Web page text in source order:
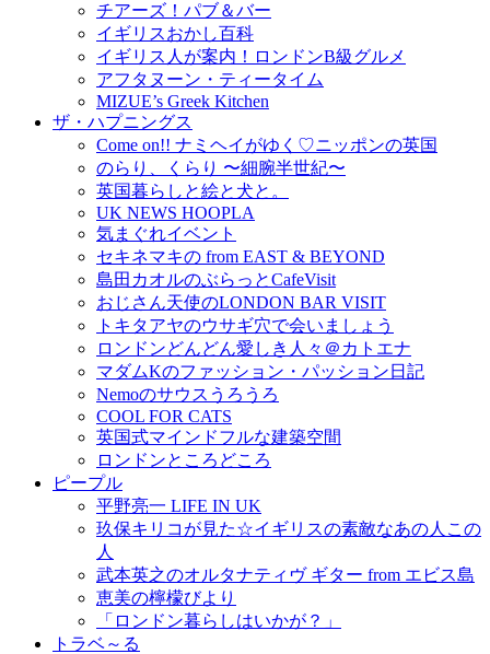
チアーズ！パブ＆バー
イギリスおかし百科
イギリス人が案内！ロンドンB級グルメ
アフタヌーン・ティータイム
MIZUE’s Greek Kitchen
ザ・ハプニングス
Come on!! ナミヘイがゆく♡ニッポンの英国
のらり、くらり 〜細腕半世紀〜
英国暮らしと絵と犬と。
UK NEWS HOOPLA
気まぐれイベント
セキネマキの from EAST & BEYOND
島田カオルのぶらっとCafeVisit
おじさん天使のLONDON BAR VISIT
トキタアヤのウサギ穴で会いましょう
ロンドンどんどん愛しき人々＠カトエナ
マダムKのファッション・パッション日記
Nemoのサウスうろうろ
COOL FOR CATS
英国式マインドフルな建築空間
ロンドンところどころ
ピープル
平野亮一 LIFE IN UK
玖保キリコが見た☆イギリスの素敵なあの人この
人
武本英之のオルタナティヴ ギター from エビス島
恵美の檸檬びより
「ロンドン暮らしはいかが？」
トラベ～る